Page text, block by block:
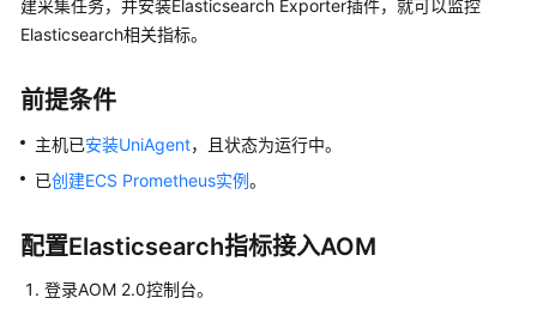
品
介
计
费
明
快
入
建采集任务，并安装Elasticsearch Exporter插件，就可以监控
Elasticsearch相关指标。
前提条件
主机已安装UniAgent，且状态为运行中。
已创建ECS Prometheus实例。
配置Elasticsearch指标接入AOM
登录AOM 2.0控制台。